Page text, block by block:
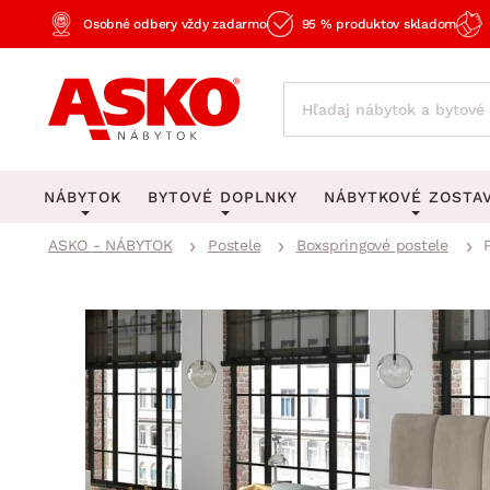
Osobné odbery vždy zadarmo 95 % produktov skladom
NÁBYTOK
Obývacia izba
Spálňa
Pracovňa a kancelária
BYTOVÉ DOPLNKY
Behúne a malé koberce
Detské koberce
Kúpeľňové predložky
Zobrazit vše
Stropné osvetlenie
Lustre a závesné
Stojacie lampy
Zobrazit vše
NÁBYTKOVÉ
Spálňové
Kancelárske
Kuchynské
Detské zostavy
Predsieňové
ASKO - NÁBYTOK Postele Boxspringové postele